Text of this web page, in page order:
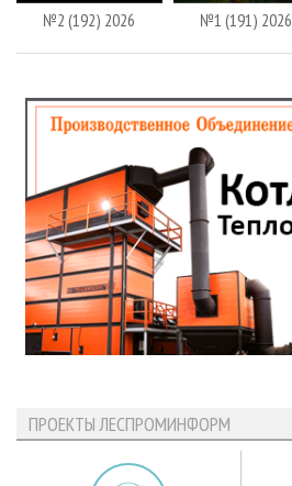
№2 (192) 2026 №1 (191) 2026
ПРОЕКТЫ ЛЕСПРОМИНФОРМ